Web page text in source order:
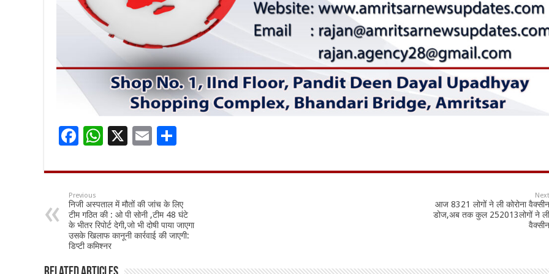
F
e
b
o
o
k
W
at
sA
p
p
X
E
ai
l
ar
e
Previous
निजी अस्पताल में मौतों की जांच के लिए
टीम गठित की : ओ पी सोनी ,टीम 48 घंटे
के भीतर रिपोर्ट देगी,जो भी दोषी पाया जाएगा
उसके खिलाफ कानूनी कार्रवाई की जाएगी:
डिप्टी कमिश्नर
Next
आज 8321 लोगों ने ली कोरोना वैक्सीन
डोज,अब तक कुल 252013लोगों ने ली
वैक्सीन